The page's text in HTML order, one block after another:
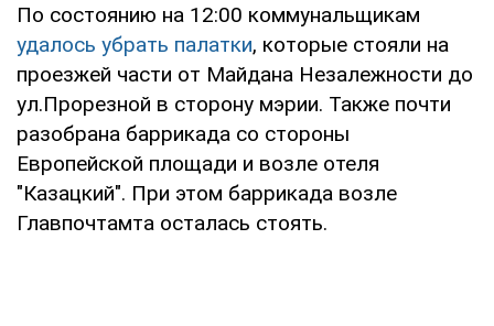
По состоянию на 12:00 коммунальщикам
удалось убрать палатки, которые стояли на
проезжей части от Майдана Незалежности до
ул.Прорезной в сторону мэрии. Также почти
разобрана баррикада со стороны
Европейской площади и возле отеля
"Казацкий". При этом баррикада возле
Главпочтамта осталась стоять.